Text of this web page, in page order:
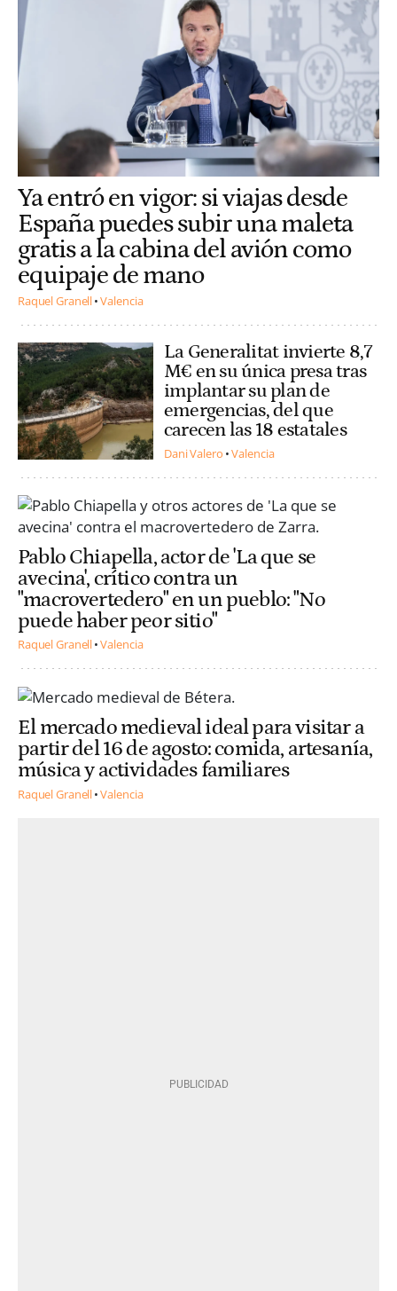
Ya entró en vigor: si viajas desde
España puedes subir una maleta
gratis a la cabina del avión como
equipaje de mano
Raquel Granell Valencia
La Generalitat invierte 8,7
M€ en su única presa tras
implantar su plan de
emergencias, del que
carecen las 18 estatales
Dani Valero Valencia
Pablo Chiapella, actor de 'La que se
avecina', crítico contra un
"macrovertedero" en un pueblo: "No
puede haber peor sitio"
Raquel Granell Valencia
El mercado medieval ideal para visitar a
partir del 16 de agosto: comida, artesanía,
música y actividades familiares
Raquel Granell Valencia